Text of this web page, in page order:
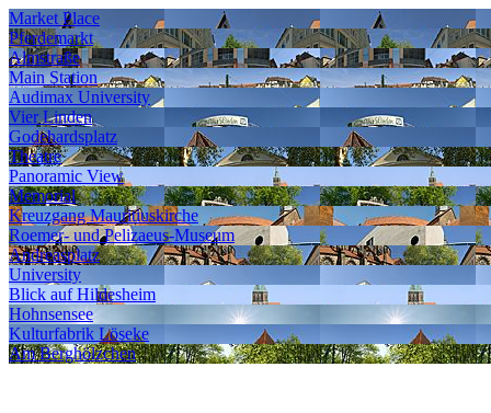
Market Place
Pferdemarkt
Almstraße
Main Station
Audimax University
Vier Linden
Godehardsplatz
Theatre
Panoramic View
Memorial
Kreuzgang Mauritiuskirche
Roemer- und Pelizaeus-Museum
Andreasplatz
University
Blick auf Hildesheim
Hohnsensee
Kulturfabrik Löseke
Am Berghölzchen